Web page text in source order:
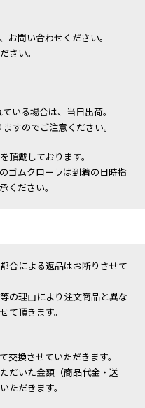
お問い合わせください。
さい。
いる場合は、当日出荷。
すのでご注意ください。
頂戴しております。
ゴムクローラは到着の日時指
ください。
合による返品はお断りさせて
の理由により注文商品と異な
て頂きます。
換させていただきます。
だいた金額（商品代金・送
ただきます。